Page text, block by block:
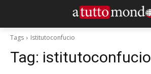
Tags Istitutoconfucio
Tag: istitutoconfucio